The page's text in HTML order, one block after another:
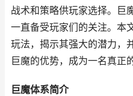
战术和策略供玩家选择。巨
一直备受玩家们的关注。本
玩法，揭示其强大的潜力，
巨魔的优势，成为一名真正
巨魔体系简介